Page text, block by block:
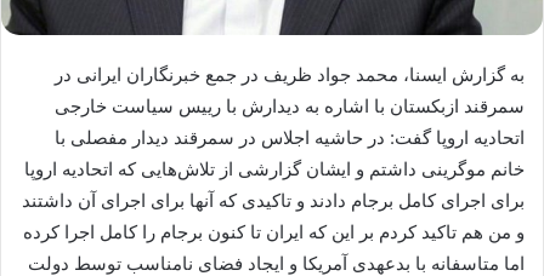
به گزارش ایسنا، محمد جواد ظریف در جمع خبرنگاران ایرانی در
سمرقند ازبکستان با اشاره به دیدارش با رییس سیاست خارجی
اتحادیه اروپا گفت: در حاشیه اجلاس در سمرقند دیدار مفصلی با
خانم موگرینی داشتم و ایشان گزارشی از تلاش‌هایی که اتحادیه اروپا
برای اجرای کامل برجام دادند و تاکیدی که آنها برای اجرای آن داشتند
و من هم تاکید کردم بر این که ایران تا کنون برجام را کامل اجرا کرده
اما متاسفانه با بدعهدی آمریکا و ایجاد فضای نامناسب توسط دولت